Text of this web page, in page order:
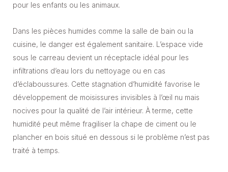
pour les enfants ou les animaux.
Dans les pièces humides comme la salle de bain ou la
cuisine, le danger est également sanitaire. L’espace vide
sous le carreau devient un réceptacle idéal pour les
infiltrations d’eau lors du nettoyage ou en cas
d’éclaboussures. Cette stagnation d’humidité favorise le
développement de moisissures invisibles à l’œil nu mais
nocives pour la qualité de l’air intérieur. À terme, cette
humidité peut même fragiliser la chape de ciment ou le
plancher en bois situé en dessous si le problème n’est pas
traité à temps.